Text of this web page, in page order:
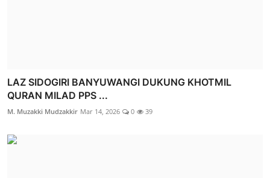
LAZ SIDOGIRI BANYUWANGI DUKUNG KHOTMIL
QURAN MILAD PPS ...
M. Muzakki Mudzakkir Mar 14, 2026 0 39